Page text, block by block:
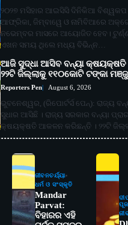
୨୦୨୭ ମସିହାର ଆଇସିସି ଦିନିକିଆ
ଆଫ୍ରିକା, ଜିମ୍ବାୱେ ଓ ନାମିବିଆରେ
ନଭେମ୍ବର ମାସରେ ଆୟୋଜିତ ହେବ।
ଏଖନ ସମୟ ଥିଲେ ମଧ୍ୟ ବିଭିନ୍ନ…
ଆଜି ସୁଦ୍ଧା ଆସିବ ବନ୍ୟା କ୍ଷୟକ୍ଷତି
୨୨ଟି ଜିଲ୍ଲାକୁ ୧୧୦କୋଟି ଟଙ୍କା
Reporters Pen August 6, 2026
ଭୁବନେଶ୍ୱର, (ରିପୋର୍ଟର୍ସ ପେନ୍‌): ରାଜ୍ୟ
ସୁଧାର ଆସିଛି । ରାଜ୍ୟ ସରକାର ବନ୍ୟା
କ୍ଷୟକ୍ଷତି ଆକଳନ କରିଛନ୍ତି । ୨୨ଟି
ଜୀବନଚର୍ଯ୍ୟା
ଧର୍ମ ଓ ସଂସ୍କୃତି
Mandar
Parvat:
ବିହାରର ଏହି